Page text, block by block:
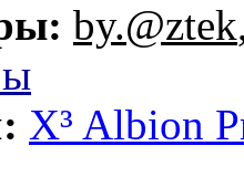
by.@ztek
X³ Albion